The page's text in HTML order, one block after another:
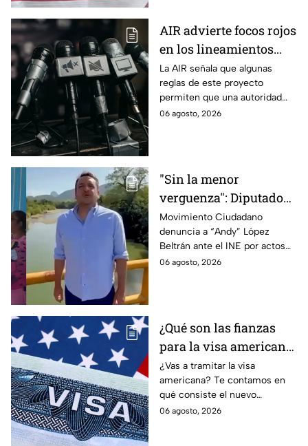
AIR advierte focos rojos
en los lineamientos
para proteger a las
audiencias
La AIR señala que algunas
reglas de este proyecto
permiten que una autoridad
gubernamental supervise,
06 agosto, 2026
"Sin la menor
verguenza": Diputado
Juan Zavala denuncia
ante el INE a Andy
López Beltrán por
campaña anticipada en
Movimiento Ciudadano
denuncia a “Andy” López
Beltrán ante el INE por actos
anticipados de campaña en
06 agosto, 2026
¿Qué son las fianzas
para la visa americana
y por qué causan tanta
controversia?
¿Vas a tramitar la visa
americana? Te contamos en
qué consiste el nuevo
programa de fianzas
06 agosto, 2026